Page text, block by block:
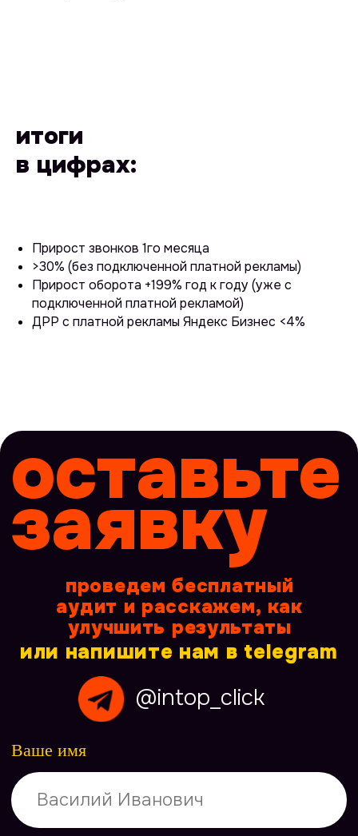
итоги
в цифрах:
Прирост звонков 1го месяца
>30% (без подключенной платной рекламы)
Прирост оборота +199% год к году (уже с
подключенной платной рекламой)
ДРР с платной рекламы Яндекс Бизнес <4%